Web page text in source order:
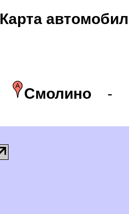
Карта
Смолино-